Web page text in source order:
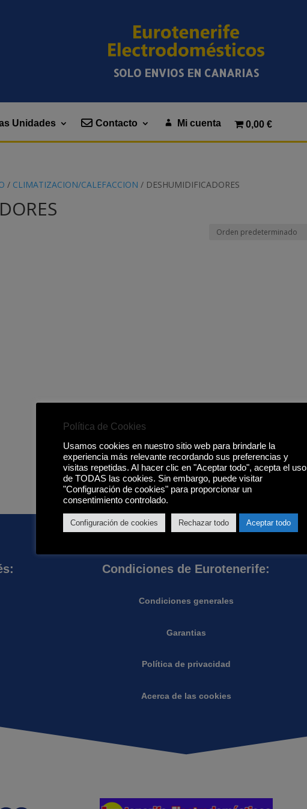
SOLO ENVIOS EN CANARIAS
Unidades Contacto Mi cuenta 0,00 €
/ CLIMATIZACION/CALEFACCION / DESHUMIDIFICADORES
Condiciones de Eurotenerife:
Condiciones generales
Garantias
Política de privacidad
Acerca de las cookies
Política de Cookies
Usamos cookies en nuestro sitio web para brindarle la
experiencia más relevante recordando sus preferencias y
visitas repetidas. Al hacer clic en "Aceptar todo", acepta el uso
de TODAS las cookies. Sin embargo, puede visitar
"Configuración de cookies" para proporcionar un
consentimiento controlado.
Configuración de cookies Rechazar todo Aceptar todo